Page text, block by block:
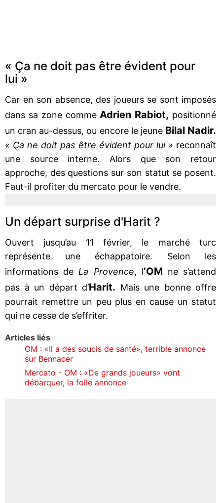
« Ça ne doit pas être évident pour
lui »
Car en son absence, des joueurs se sont imposés
dans sa zone comme Adrien Rabiot, positionné
un cran au-dessus, ou encore le jeune Bilal Nadir.
« Ça ne doit pas être évident pour lui » reconnaît
une source interne. Alors que son retour
approche, des questions sur son statut se posent.
Faut-il profiter du mercato pour le vendre.
Un départ surprise d'Harit ?
Ouvert jusqu’au 11 février, le marché turc
représente une échappatoire. Selon les
informations de La Provence, l’OM ne s’attend
pas à un départ d’Harit. Mais une bonne offre
pourrait remettre un peu plus en cause un statut
qui ne cesse de s’effriter.
Articles liés
OM : «Il a des soucis de santé», terrible annonce
sur Bennacer
Mercato - OM : «De grands joueurs» vont
débarquer, la folle annonce